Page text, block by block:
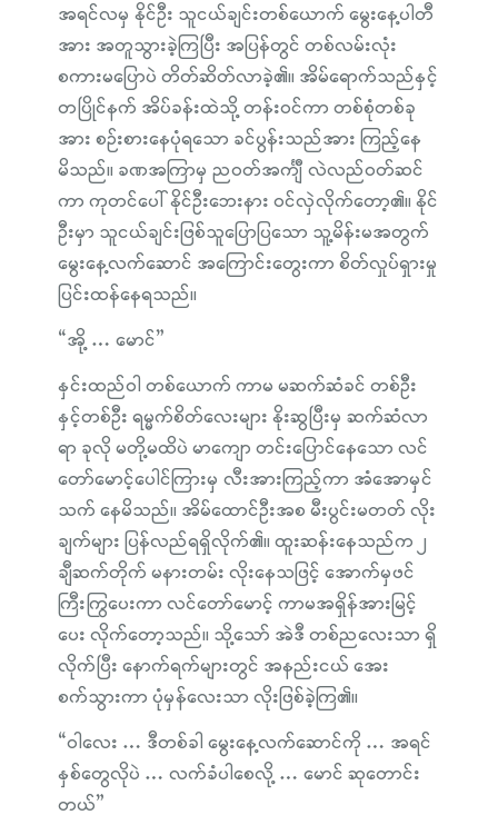
အရင်လမှ နိုင်ဦး သူငယ်ချင်းတစ်ယောက် မွေးနေ့ပါတီ
အား အတူသွားခဲ့ကြပြီး အပြန်တွင် တစ်လမ်းလုံး
စကားမပြောပဲ တိတ်ဆိတ်လာခဲ့၏။ အိမ်ရောက်သည်နှင့်
တပြိုင်နက် အိပ်ခန်းထဲသို့ တန်းဝင်ကာ တစ်စုံတစ်ခု
အား စဉ်းစားနေပုံရသော ခင်ပွန်းသည်အား ကြည့်နေ
မိသည်။ ခဏအကြာမှ ညဝတ်အင်္ကျီ လဲလည်ဝတ်ဆင်
ကာ ကုတင်ပေါ် နိုင်ဦးဘေးနား ဝင်လှဲလိုက်တော့၏။ နိုင်
ဦးမှာ သူငယ်ချင်းဖြစ်သူပြောပြသော သူ့မိန်းမအတွက်
မွေးနေ့လက်ဆောင် အကြောင်းတွေးကာ စိတ်လှုပ်ရှားမှု
ပြင်းထန်နေရသည်။
“အို့ … မောင်”
နှင်းထည်ဝါ တစ်ယောက် ကာမ မဆက်ဆံခင် တစ်ဦး
နှင့်တစ်ဦး ရမ္မက်စိတ်လေးများ နိုးဆွပြီးမှ ဆက်ဆံလာ
ရာ ခုလို မတို့မထိပဲ မာကျော တင်းပြောင်နေသော လင်
တော်မောင့်ပေါင်ကြားမှ လီးအားကြည့်ကာ အံအောမှင်
သက် နေမိသည်။ အိမ်ထောင်ဦးအစ မီးပွင်းမတတ် လိုး
ချက်များ ပြန်လည်ရရှိလိုက်၏။ ထူးဆန်းနေသည်က ၂
ချီဆက်တိုက် မနားတမ်း လိုးနေသဖြင့် အောက်မှဖင်
ကြီးကြွပေးကာ လင်တော်မောင့် ကာမအရှိန်အားမြင့်
ပေး လိုက်တော့သည်။ သို့သော် အဲဒီ တစ်ညလေးသာ ရှိ
လိုက်ပြီး နောက်ရက်များတွင် အနည်းငယ် အေး
စက်သွားကာ ပုံမှန်လေးသာ လိုးဖြစ်ခဲ့ကြ၏။
“ဝါလေး … ဒီတစ်ခါ မွေးနေ့လက်ဆောင်ကို … အရင်
နှစ်တွေလိုပဲ … လက်ခံပါစေလို့ … မောင် ဆုတောင်း
တယ်”